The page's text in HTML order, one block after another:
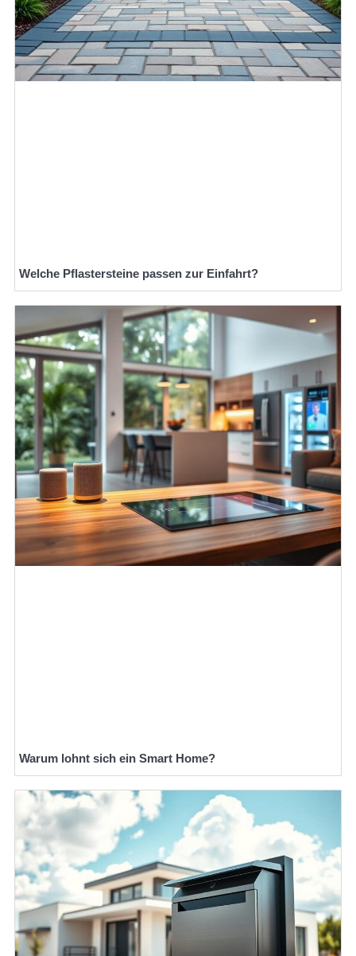
Welche Pflastersteine passen zur Einfahrt?
Warum lohnt sich ein Smart Home?